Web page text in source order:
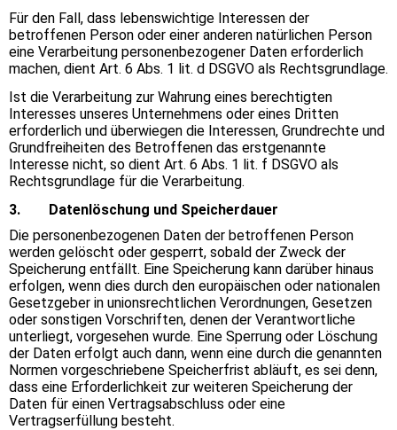
Für den Fall, dass lebenswichtige Interessen der
betroffenen Person oder einer anderen natürlichen Person
eine Verarbeitung personenbezogener Daten erforderlich
machen, dient Art. 6 Abs. 1 lit. d DSGVO als Rechtsgrundlage.
Ist die Verarbeitung zur Wahrung eines berechtigten
Interesses unseres Unternehmens oder eines Dritten
erforderlich und überwiegen die Interessen, Grundrechte und
Grundfreiheiten des Betroffenen das erstgenannte
Interesse nicht, so dient Art. 6 Abs. 1 lit. f DSGVO als
Rechtsgrundlage für die Verarbeitung.
3. Datenlöschung und Speicherdauer
Die personenbezogenen Daten der betroffenen Person
werden gelöscht oder gesperrt, sobald der Zweck der
Speicherung entfällt. Eine Speicherung kann darüber hinaus
erfolgen, wenn dies durch den europäischen oder nationalen
Gesetzgeber in unionsrechtlichen Verordnungen, Gesetzen
oder sonstigen Vorschriften, denen der Verantwortliche
unterliegt, vorgesehen wurde. Eine Sperrung oder Löschung
der Daten erfolgt auch dann, wenn eine durch die genannten
Normen vorgeschriebene Speicherfrist abläuft, es sei denn,
dass eine Erforderlichkeit zur weiteren Speicherung der
Daten für einen Vertragsabschluss oder eine
Vertragserfüllung besteht.